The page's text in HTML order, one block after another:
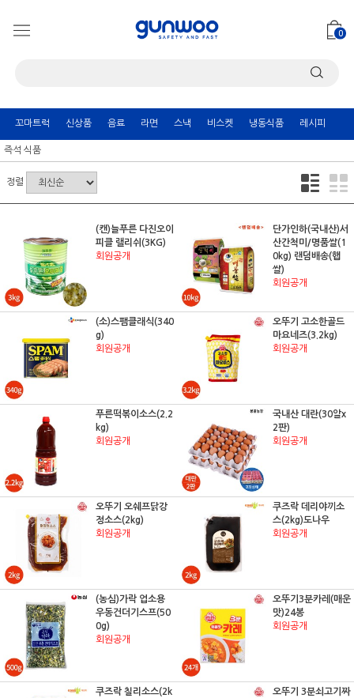
0
꼬마트럭 신상품 음료 라면 스낵 비스켓 냉동식품 레시피
즉석 식품
정렬
(캔)늘푸른 다진오이
피클 랠리쉬(3KG)
회원공개
단가인하(국내산)서
산간척미/명품쌀(1
0kg) 랜덤배송(햅
쌀)
회원공개
(소)스팸클래식(340
g)
회원공개
오뚜기 고소한골드
마요네즈(3.2kg)
회원공개
푸른떡볶이소스(2.2
kg)
회원공개
국내산 대란(30알x
2판)
회원공개
오뚜기 오쉐프닭강
정소스(2kg)
회원공개
쿠즈락 데리야끼소
스(2kg)도나우
회원공개
(농심)가락 업소용
우동건더기스프(50
0g)
회원공개
오뚜기3분카레(매운
맛)24봉
회원공개
쿠즈락 칠리소스(2k
오뚜기 3분쇠고기짜